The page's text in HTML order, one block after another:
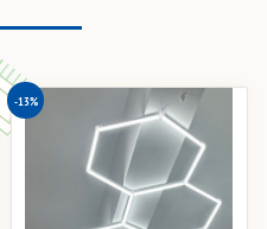
-13%